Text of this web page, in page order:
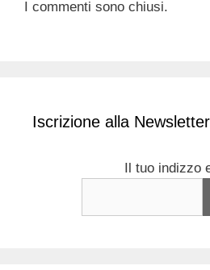
I commenti sono chiusi.
Iscrizione alla Newsletter
Il tuo indizzo